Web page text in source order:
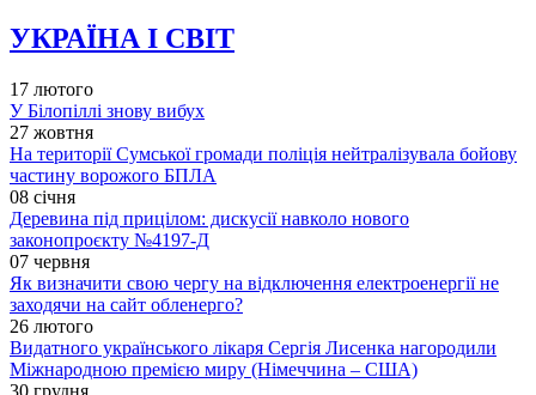
УКРАЇНА І СВІТ
17 лютого
У Білопіллі знову вибух
27 жовтня
На території Сумської громади поліція нейтралізувала бойову
частину ворожого БПЛА
08 січня
Деревина під прицілом: дискусії навколо нового
законопроєкту №4197-Д
07 червня
Як визначити свою чергу на відключення електроенергії не
заходячи на сайт обленерго?
26 лютого
Видатного українського лікаря Сергія Лисенка нагородили
Міжнародною премією миру (Німеччина – США)